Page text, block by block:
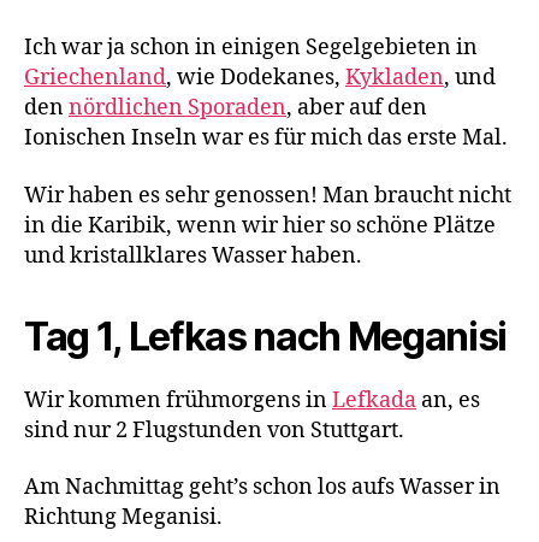
Ionischen
Meer
Ich war ja schon in einigen Segelgebieten in
Griechenland, wie Dodekanes, Kykladen, und
dennördlichen Sporaden, aber auf den
Ionischen Inseln war es für mich das erste Mal.
Wir haben es sehr genossen! Man braucht nicht
in die Karibik, wenn wir hier so schöne Plätze
und kristallklares Wasser haben.
Tag 1, Lefkas nach Meganisi
Wir kommen frühmorgens inLefkada an, es
sind nur 2 Flugstunden von Stuttgart.
Am Nachmittag geht’s schon los aufs Wasser in
Richtung Meganisi.